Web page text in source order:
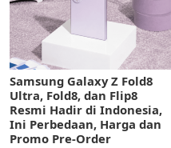
Samsung Galaxy Z Fold8
Ultra, Fold8, dan Flip8
Resmi Hadir di Indonesia,
Ini Perbedaan, Harga dan
Promo Pre-Order